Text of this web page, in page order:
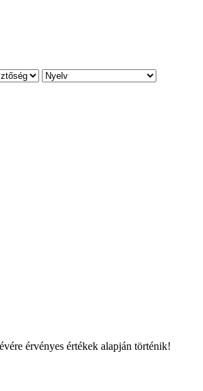
érvényes értékek alapján történik!